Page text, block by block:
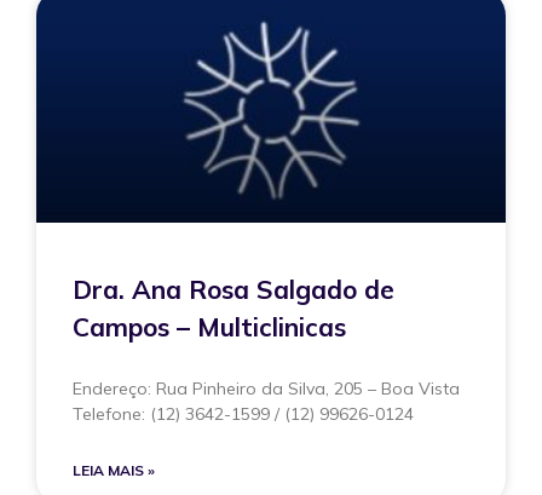
Dra. Ana Rosa Salgado de
Campos – Multiclinicas
Endereço: Rua Pinheiro da Silva, 205 – Boa Vista
Telefone: (12) 3642-1599 / (12) 99626-0124
LEIA MAIS »